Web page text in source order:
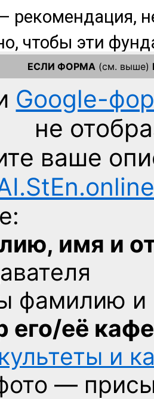
ЕСЛИ ФОРМА (см. выше)
Google-
не
ваше
имя и
фамилию
его/её
и
—